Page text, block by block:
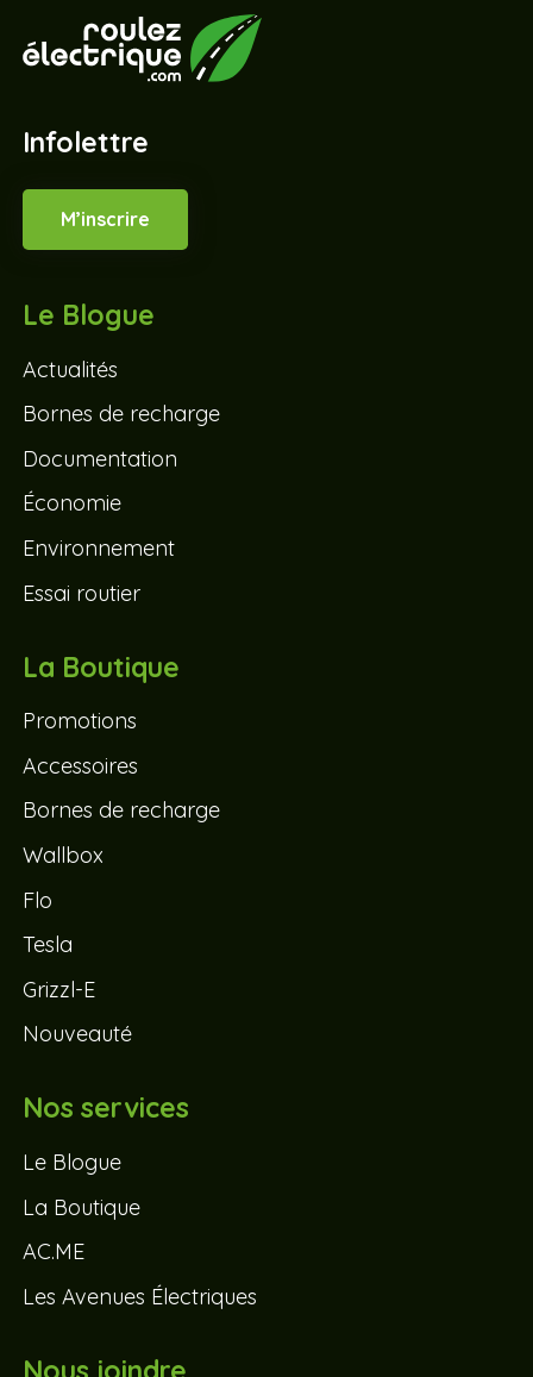
Infolettre
M’inscrire
Le Blogue
Actualités
Bornes de recharge
Documentation
Économie
Environnement
Essai routier
La Boutique
Promotions
Accessoires
Bornes de recharge
Wallbox
Flo
Tesla
Grizzl-E
Nouveauté
Nos services
Le Blogue
La Boutique
AC.ME
Les Avenues Électriques